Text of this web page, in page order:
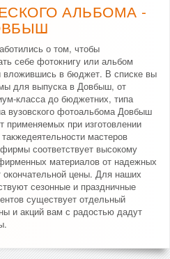
АЛЬБОМА -
о том, чтобы
себе фотокнигу или альбом
в бюджет. В списке вы
для выпуска в Довбыш, от
класса до бюджетних, типа
вузовского фотоальбома Довбыш
применяемых при изготовлении
мастеров
соответствует высокому
материалов от надежных
окончательной цены. Для наших
сезонные и праздничные
существует отдельный
и акций вам с радостью дадут